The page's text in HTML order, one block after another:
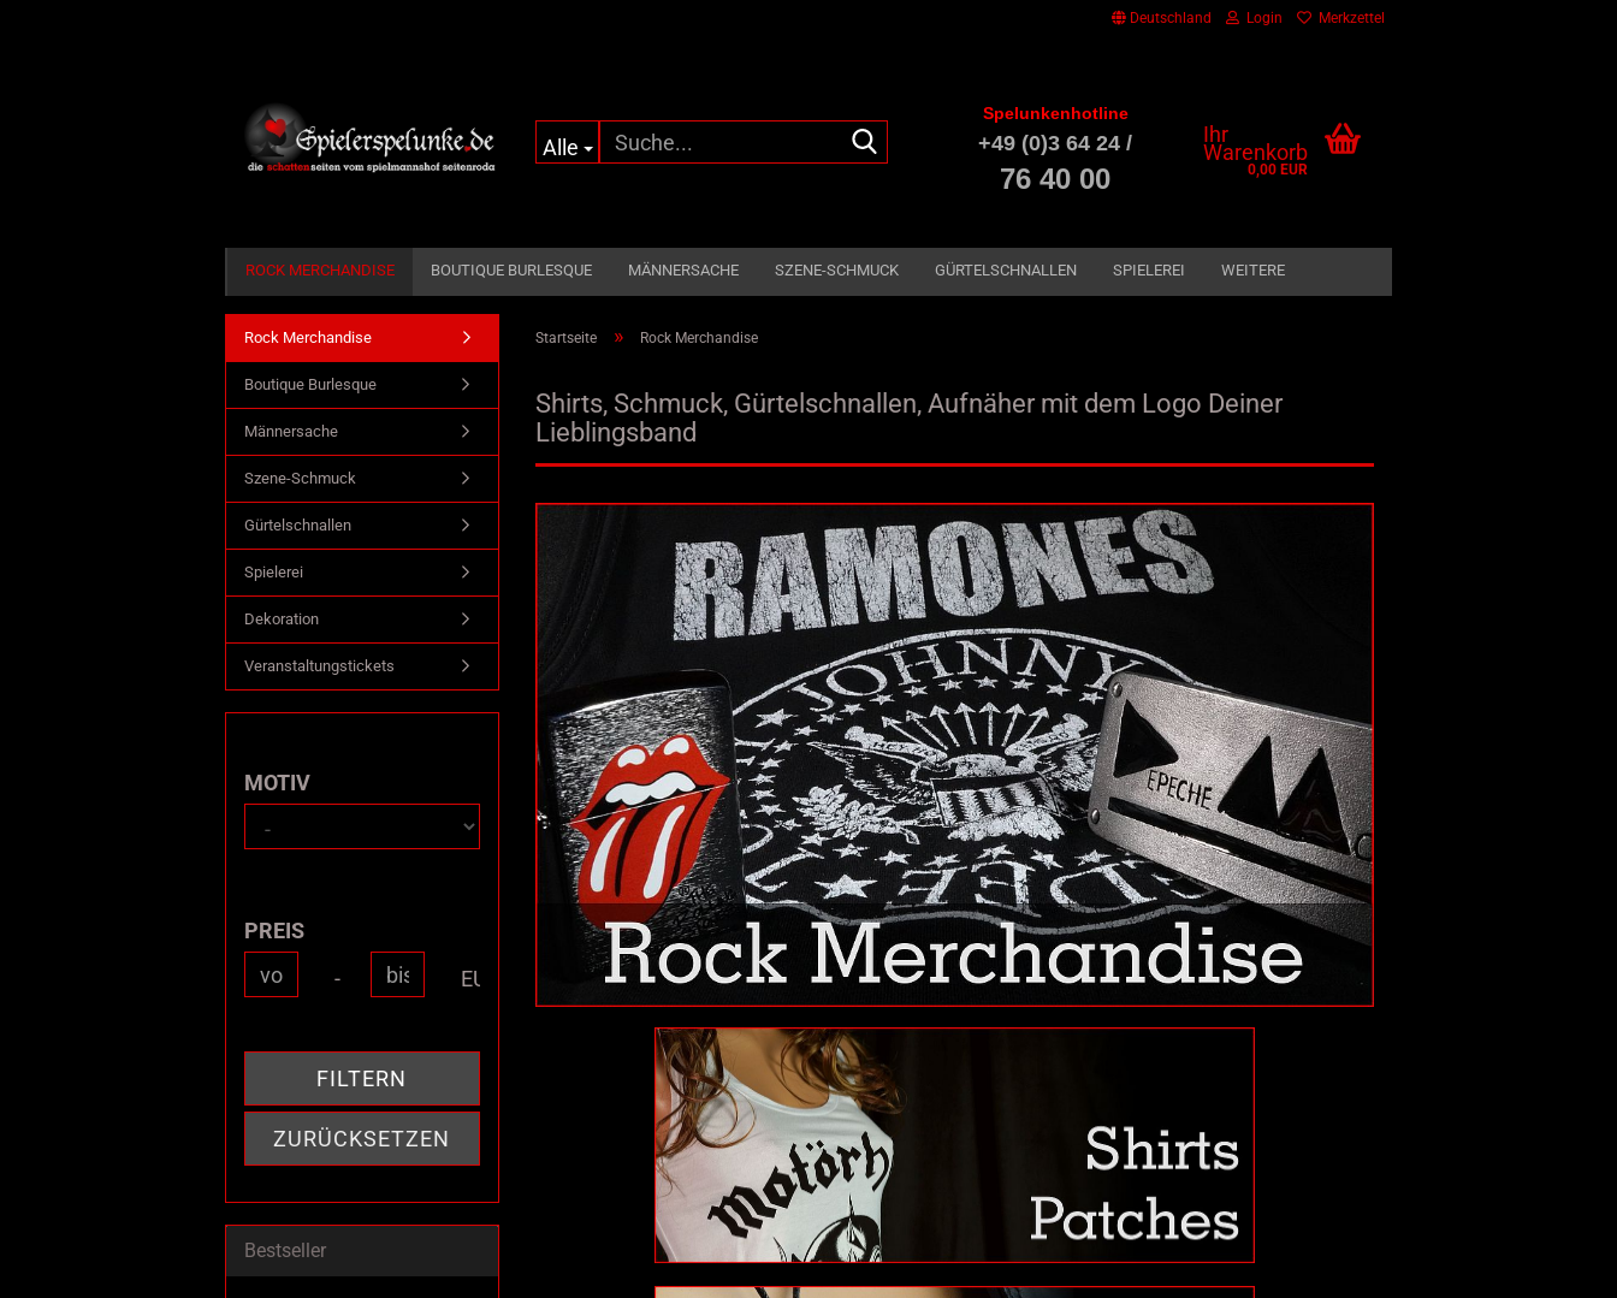
Deutschland Login Merkzettel
Alle
Spelunkenhotline
+49 (0)3 64 24 /
76 40 00
Ihr
Warenkorb
0,00 EUR
ROCK MERCHANDISE BOUTIQUE BURLESQUE MÄNNERSACHE SZENE-SCHMUCK GÜRTELSCHNALLEN SPIELEREI WEITERE
Dekoration anzeigen
Taverne
Zierrat
Startseite » Rock Merchandise
Shirts, Schmuck, Gürtelschnallen, Aufnäher mit dem Logo Deiner
Lieblingsband
Rock Merchandise
Boutique Burlesque
Männersache
Szene-Schmuck
Gürtelschnallen
Spielerei
Dekoration
Veranstaltungstickets
MOTIV
MOTIV
PREIS
PREIS
Preis bis- EUR
FILTERN
ZURÜCKSETZEN
Bestseller